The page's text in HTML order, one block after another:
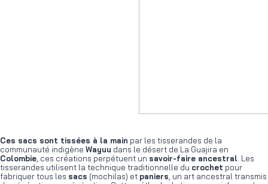
Ces sacs sont tissées à la main par les tisserandes de la
communauté indigène Wayuu dans le désert de La Guajira en
Colombie , ces créations perpétuent un savoir-faire ancestral . Les
tisserandes utilisent la technique traditionnelle du crochet pour
fabriquer tous les sacs (mochilas) et paniers , un art ancestral transmis